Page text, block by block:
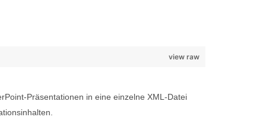
view raw
Präsentationen in eine einzelne XML-Datei